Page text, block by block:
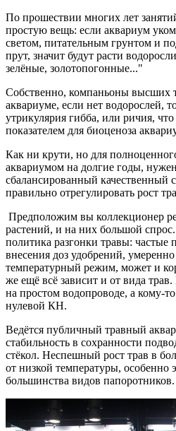
По прошествии многих лет
простую вещь: если аквариум
светом, питательным грунтом и
прут, значит будут расти
зелёные, золотопогонные..."
Собственно, компаньоны высших
аквариуме, если нет водорослей,
утрикулярия гибба, или ричия,
показателем для биоценоза
Как ни крути, но для
аквариумом на долгие годы,
сбалансированный качественный
правильно отрегулировать рост
Предположим вы коллекционер
растений, и на них большой
политика разгонки травы:
внесения доз удобрений,
температурный режим, может и
же ещё всё зависит и от вида
на простом водопроводе, а кому-
нулевой КН.
Ведётся публичный травный
стабильность в сохранности
стёкол. Неспешный рост трав в
от низкой температуры, особенно
большинства видов папоротников.